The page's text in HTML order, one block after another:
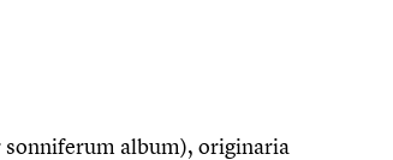
sonniferum album), originaria